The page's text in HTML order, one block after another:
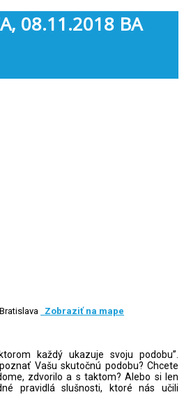
08.11.2018 BA
Zobraziť na mape
každý ukazuje svoju podobu”.
Vašu skutočnú podobu? Chcete
zdvorilo a s taktom? Alebo si len
pravidlá slušnosti, ktoré nás učili